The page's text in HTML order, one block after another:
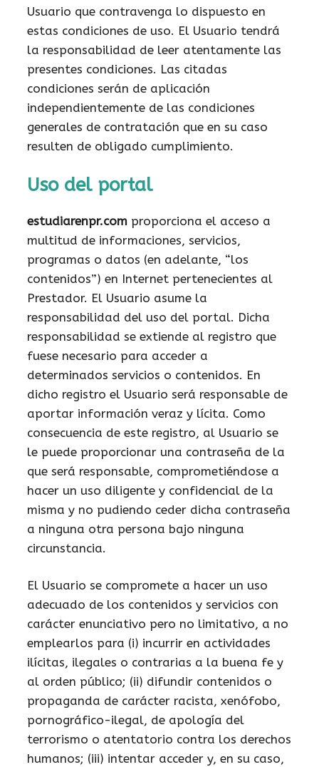
Usuario que contravenga lo dispuesto en
estas condiciones de uso. El Usuario tendrá
la responsabilidad de leer atentamente las
presentes condiciones. Las citadas
condiciones serán de aplicación
independientemente de las condiciones
generales de contratación que en su caso
resulten de obligado cumplimiento.
Uso del portal
estudiarenpr.com proporciona el acceso a
multitud de informaciones, servicios,
programas o datos (en adelante, “los
contenidos”) en Internet pertenecientes al
Prestador. El Usuario asume la
responsabilidad del uso del portal. Dicha
responsabilidad se extiende al registro que
fuese necesario para acceder a
determinados servicios o contenidos. En
dicho registro el Usuario será responsable de
aportar información veraz y lícita. Como
consecuencia de este registro, al Usuario se
le puede proporcionar una contraseña de la
que será responsable, comprometiéndose a
hacer un uso diligente y confidencial de la
misma y no pudiendo ceder dicha contraseña
a ninguna otra persona bajo ninguna
circunstancia.
El Usuario se compromete a hacer un uso
adecuado de los contenidos y servicios con
carácter enunciativo pero no limitativo, a no
emplearlos para (i) incurrir en actividades
ilícitas, ilegales o contrarias a la buena fe y
al orden público; (ii) difundir contenidos o
propaganda de carácter racista, xenófobo,
pornográfico-ilegal, de apología del
terrorismo o atentatorio contra los derechos
humanos; (iii) intentar acceder y, en su caso,